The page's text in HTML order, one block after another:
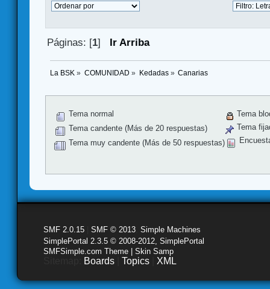
Páginas: [1] Ir Arriba
La BSK » COMUNIDAD » Kedadas» Canarias
Tema normal
Tema candente (Más de 20 respuestas)
Tema muy candente (Más de 50 respuestas)
Tema
Tema
SMF 2.0.15 SMF © 2013 Simple Machines
SimplePortal 2.3.5 © 2008-2012, SimplePortal
SMFSimple.com Theme | Skin Samp
Boards Topics XML